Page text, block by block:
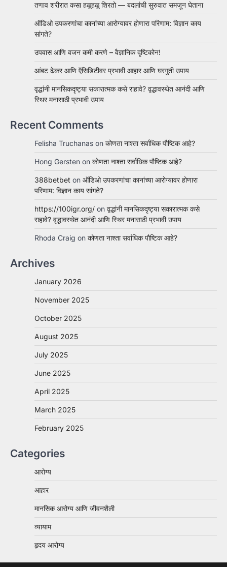
तणाव शरीरात कसा हळूहळू शिरतो — बदलांची सुरुवात समजून घेताना
ऑडिओ उपकरणांचा कानांच्या आरोग्यावर होणारा परिणाम: विज्ञान काय
सांगते?
उपवास आणि वजन कमी करणे – वैज्ञानिक दृष्टिकोन!
आंबट ढेकर आणि ऍसिडिटीवर प्रभावी आहार आणि घरगुती उपाय
वृद्धांनी मानसिकदृष्ट्या सकारात्मक कसे राहावे? वृद्धावस्थेत आनंदी आणि
स्थिर मनासाठी प्रभावी उपाय
Recent Comments
Felisha Truchanas on कोणता नाश्ता सर्वाधिक पौष्टिक आहे?
Hong Gersten on कोणता नाश्ता सर्वाधिक पौष्टिक आहे?
388betbet on ऑडिओ उपकरणांचा कानांच्या आरोग्यावर होणारा
परिणाम: विज्ञान काय सांगते?
https://100igr.org/ on वृद्धांनी मानसिकदृष्ट्या सकारात्मक कसे
राहावे? वृद्धावस्थेत आनंदी आणि स्थिर मनासाठी प्रभावी उपाय
Rhoda Craig on कोणता नाश्ता सर्वाधिक पौष्टिक आहे?
Archives
January 2026
November 2025
October 2025
August 2025
July 2025
June 2025
April 2025
March 2025
February 2025
Categories
आरोग्य
आहार
मानसिक आरोग्य आणि जीवनशैली
व्यायाम
हृदय आरोग्य